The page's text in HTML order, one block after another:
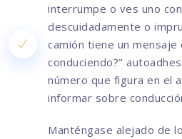
interrumpe o ves uno
descuidadamente o
camión tiene un
conduciendo?"
número que figura en el
informar sobre
Manténgase alejado de